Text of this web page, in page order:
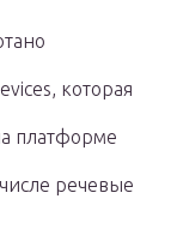
которая
платформе
речевые